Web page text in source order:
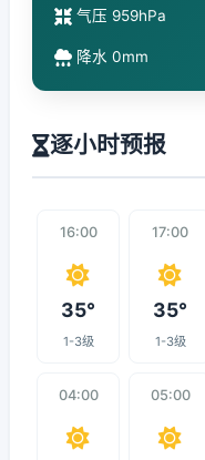
气压 959hPa
降水 0mm
逐小时预报
16:00
35°
1-3级
17:00
35°
1-3级
04:00 05:00